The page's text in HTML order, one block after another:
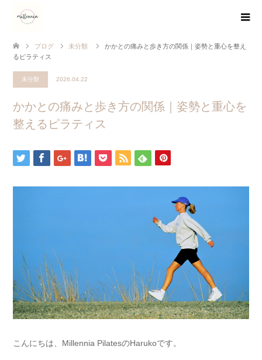
ブログ 未分類
かかとの痛みと歩き方の関係｜姿勢と重心を整え
るピラティス
未分類 2026.04.22
かかとの痛みと歩き方の関係｜姿勢と重心を
整えるピラティス
こんにちは、Millennia PilatesのHarukoです。